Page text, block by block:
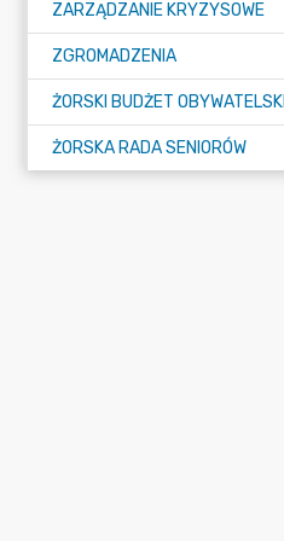
ZARZĄDZANIE KRYZYSOWE
ZGROMADZENIA
ŻORSKI BUDŻET OBYWATELSKI
ŻORSKA RADA SENIORÓW